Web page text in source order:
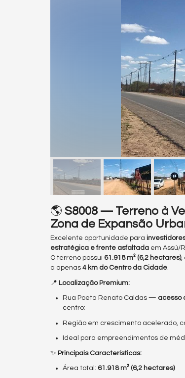
🌎 S8008 — Terreno à
Zona de Expansão
Excelente oportunidade para
estratégica e frente asfaltada em Assú/
O terreno possui 61.918 m² (6,2 hectares),
a apenas 4 km do Centro da Cidade.
📍 Localização Premium:
Rua Poeta Renato Caldas — acesso
centro;
Região em crescimento acelerado,
Ideal para empreendimentos de
✨ Principais Características:
Área total: 61.918 m² (6,2 hectares)